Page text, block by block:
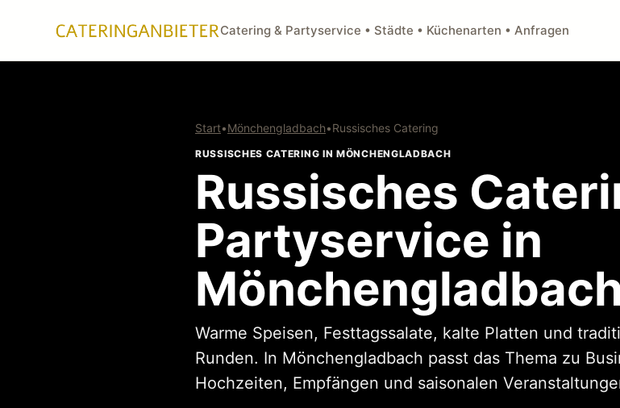
Catering & Partyservice • Städte • Küchenarten • Anfragen
Start•Mönchengladbach•Russisches Catering
RUSSISCHES CATERING IN MÖNCHENGLADBACH
Russisches
Partyservice in
Mönchengladbach
Warme Speisen, Festtagssalate, kalte Platten und
Runden. In Mönchengladbach passt das Thema zu
Hochzeiten, Empfängen und saisonalen